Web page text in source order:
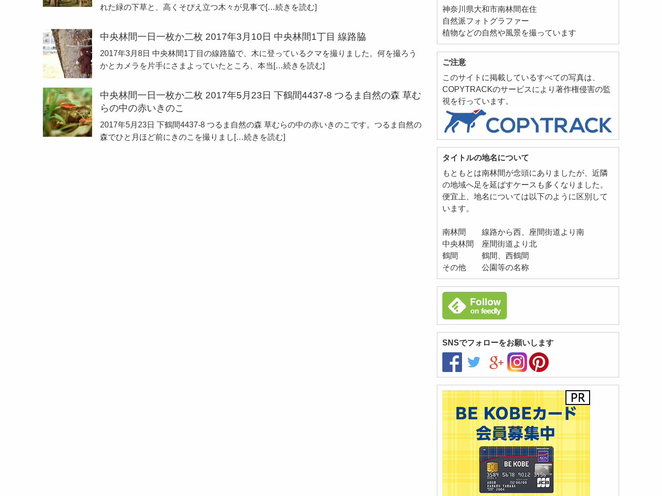
れた緑の下草と、高くそびえ立つ木々が見事で[…続きを読む]
中央林間一日一枚か二枚 2017年3月10日 中央林間1丁目 線路脇
2017年3月8日 中央林間1丁目の線路脇で、木に登っているクマを撮りました。何を撮ろう
かとカメラを片手にさまよっていたところ、本当 […続きを読む]
中央林間一日一枚か二枚 2017年5月23日 下鶴間4437-8 つるま自然の森 草む
らの中の赤いきのこ
2017年5月23日 下鶴間4437-8 つるま自然の森 草むらの中の赤いきのこです。つるま自然の
森でひと月ほど前にきのこを撮りまし […続きを読む]
神奈川県大和市南林間在住
自然派フォトグラファー
植物などの自然や風景を撮っています
ご注意
このサイトに掲載しているすべての写真は、
COPYTRACKのサービスにより著作権侵害の監
視を行っています。
タイトルの地名について
もともとは南林間が念頭にありましたが、近隣
の地域へ足を延ばすケースも多くなりました。
便宜上、地名については以下のように区別して
います。
南林間 線路から西、座間街道より南
中央林間 座間街道より北
鶴間 鶴間、西鶴間
その他 公園等の名称
SNSでフォローをお願いします